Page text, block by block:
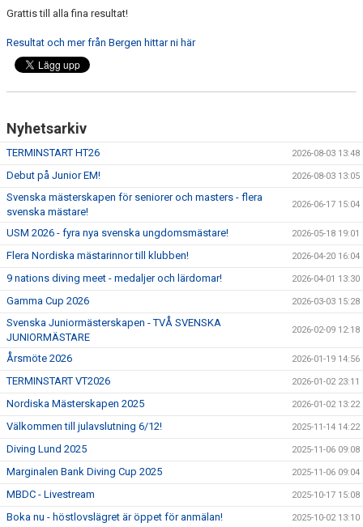
Grattis till alla fina resultat!
Resultat och mer från Bergen hittar ni här
Nyhetsarkiv
TERMINSTART HT26 2026-08-03 13:48
Debut på Junior EM! 2026-08-03 13:05
Svenska mästerskapen för seniorer och masters - flera
svenska mästare!
2026-06-17 15:04
USM 2026 - fyra nya svenska ungdomsmästare! 2026-05-18 19:01
Flera Nordiska mästarinnor till klubben! 2026-04-20 16:04
9 nations diving meet - medaljer och lärdomar! 2026-04-01 13:30
Gamma Cup 2026 2026-03-03 15:28
Svenska Juniormästerskapen - TVÅ SVENSKA
JUNIORMÄSTARE
2026-02-09 12:18
Årsmöte 2026 2026-01-19 14:56
TERMINSTART VT2026 2026-01-02 23:11
Nordiska Mästerskapen 2025 2026-01-02 13:22
Välkommen till julavslutning 6/12! 2025-11-14 14:22
Diving Lund 2025 2025-11-06 09:08
Marginalen Bank Diving Cup 2025 2025-11-06 09:04
MBDC - Livestream 2025-10-17 15:08
Boka nu - höstlovslägret är öppet för anmälan! 2025-10-02 13:10